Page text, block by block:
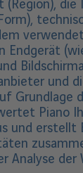
die
Endgerät
und
Grundlage
Piano
und erstellt
Analyse der